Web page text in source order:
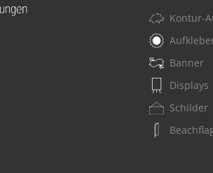
Kontur-
Banner
Displays
Schilder